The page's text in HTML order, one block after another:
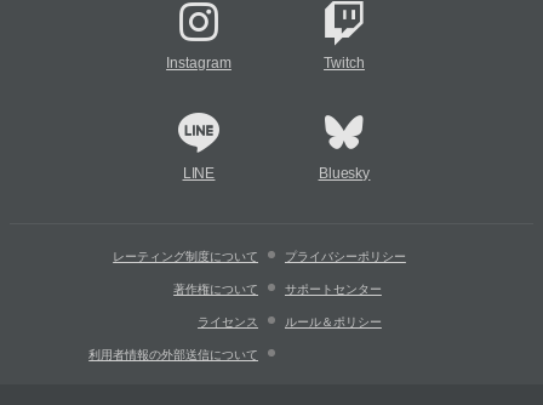
Instagram Twitch
LINE Bluesky
レーティング制度について プライバシーポリシー
著作権について サポートセンター
ライセンス ルール＆ポリシー
利用者情報の外部送信について